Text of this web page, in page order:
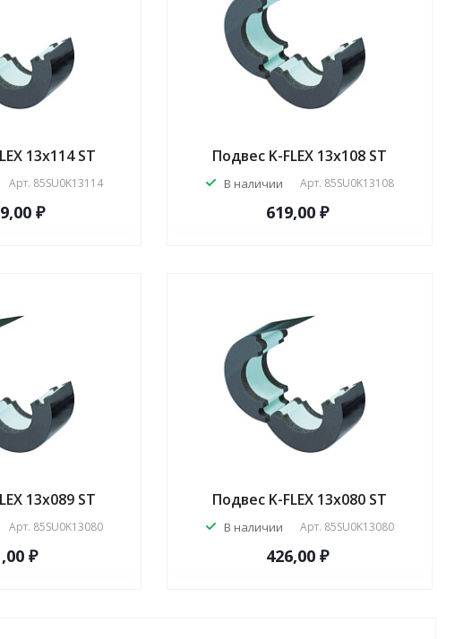
13x114 ST
Арт. 85SU0K13114
₽
Подвес K-FLEX 13x108 ST
В наличии Арт. 85SU0K13108
619,00 ₽
13x089 ST
Арт. 85SU0K13080
₽
Подвес K-FLEX 13x080 ST
В наличии Арт. 85SU0K13080
426,00 ₽